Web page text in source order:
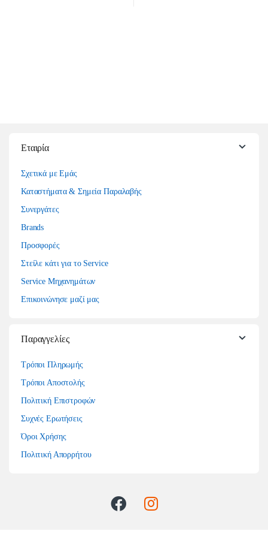
Εταιρία
Σχετικά με Εμάς
Καταστήματα & Σημεία Παραλαβής
Συνεργάτες
Brands
Προσφορές
Στείλε κάτι για το Service
Service Μηχανημάτων
Επικοινώνησε μαζί μας
Παραγγελίες
Τρόποι Πληρωμής
Τρόποι Αποστολής
Πολιτική Επιστροφών
Συχνές Ερωτήσεις
Όροι Χρήσης
Πολιτική Απορρήτου